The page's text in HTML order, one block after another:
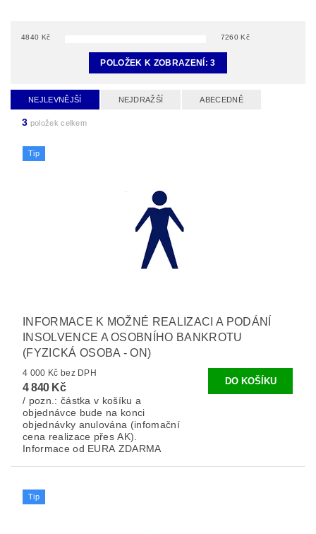
4840 Kč 7260 Kč
POLOŽEK K ZOBRAZENÍ:3
NEJLEVNĚJŠÍ NEJDRAŽŠÍ ABECEDNĚ
3 položek celkem
Tip
INFORMACE K MOŽNÉ REALIZACI A PODÁNÍ
INSOLVENCE A OSOBNÍHO BANKROTU
(FYZICKÁ OSOBA - ON)
4 000 Kč bez DPH
4 840 Kč
/ pozn.: částka v košíku a
objednávce bude na konci
objednávky anulována (infomační
cena realizace přes AK).
Informace od EURA ZDARMA
Tip